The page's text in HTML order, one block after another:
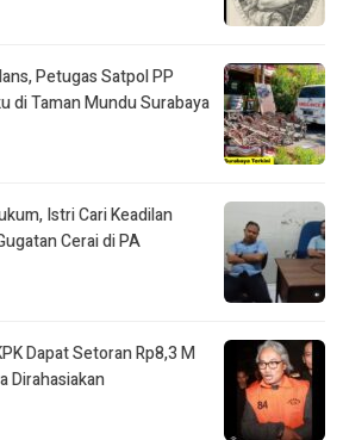
Petugas Satpol PP
di Taman Mundu Surabaya
Istri Cari Keadilan
Cerai di PA
Dapat Setoran Rp8,3 M
Dirahasiakan